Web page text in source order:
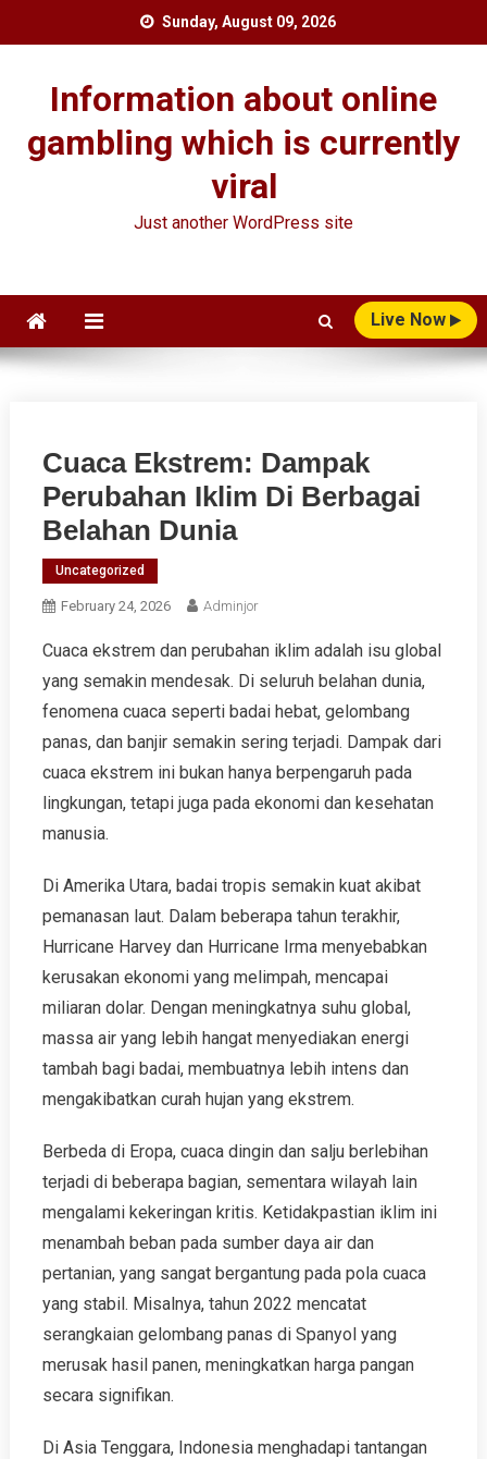
Sunday, August 09, 2026
Information about online
gambling which is currently
viral
Just another WordPress site
Live Now
Cuaca Ekstrem: Dampak
Perubahan Iklim Di Berbagai
Belahan Dunia
Uncategorized
February 24, 2026 Adminjor
Cuaca ekstrem dan perubahan iklim adalah isu global
yang semakin mendesak. Di seluruh belahan dunia,
fenomena cuaca seperti badai hebat, gelombang
panas, dan banjir semakin sering terjadi. Dampak dari
cuaca ekstrem ini bukan hanya berpengaruh pada
lingkungan, tetapi juga pada ekonomi dan kesehatan
manusia.
Di Amerika Utara, badai tropis semakin kuat akibat
pemanasan laut. Dalam beberapa tahun terakhir,
Hurricane Harvey dan Hurricane Irma menyebabkan
kerusakan ekonomi yang melimpah, mencapai
miliaran dolar. Dengan meningkatnya suhu global,
massa air yang lebih hangat menyediakan energi
tambah bagi badai, membuatnya lebih intens dan
mengakibatkan curah hujan yang ekstrem.
Berbeda di Eropa, cuaca dingin dan salju berlebihan
terjadi di beberapa bagian, sementara wilayah lain
mengalami kekeringan kritis. Ketidakpastian iklim ini
menambah beban pada sumber daya air dan
pertanian, yang sangat bergantung pada pola cuaca
yang stabil. Misalnya, tahun 2022 mencatat
serangkaian gelombang panas di Spanyol yang
merusak hasil panen, meningkatkan harga pangan
secara signifikan.
Di Asia Tenggara, Indonesia menghadapi tantangan